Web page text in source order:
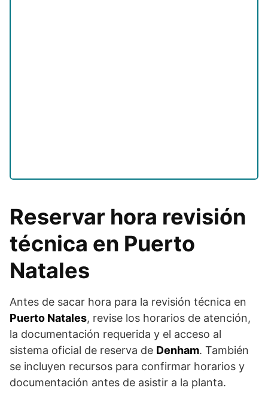
Reservar hora revisión
técnica en Puerto
Natales
Antes de sacar hora para la revisión técnica en
Puerto Natales, revise los horarios de atención,
la documentación requerida y el acceso al
sistema oficial de reserva de Denham. También
se incluyen recursos para confirmar horarios y
documentación antes de asistir a la planta.